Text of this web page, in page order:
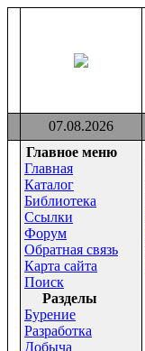
07.08.2026
Главное меню
Главная
Каталог
Библиотека
Ссылки
Форум
Обратная связь
Карта сайта
Поиск
Раздeлы
Бурение
Разработка
Добыча